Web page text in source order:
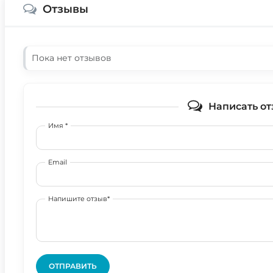
Отзывы
Пока нет отзывов
Написать
Имя *
Email
Напишите отзыв*
ОТПРАВИТЬ